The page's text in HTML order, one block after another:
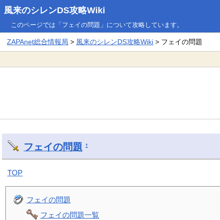
風来のシレンDS攻略Wiki
このページでは「フェイの問題」について攻略しています。
ZAPAnet総合情報局 > 風来のシレンDS攻略Wiki > フェイの問題
フェイの問題 †
TOP
フェイの問題
フェイの問題一覧